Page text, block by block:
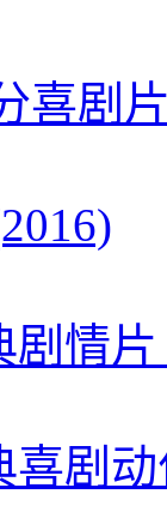
喜剧
剧情
喜剧